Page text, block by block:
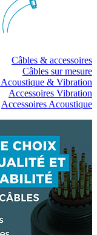
Câbles & accessoires
Câbles sur mesure
Acoustique & Vibration
Accessoires Vibration
Accessoires Acoustique